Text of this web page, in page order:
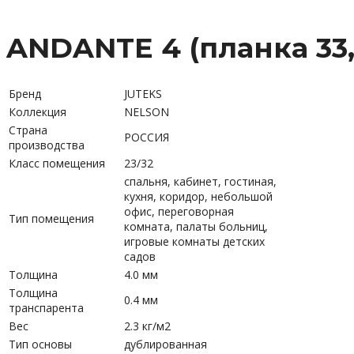
ANDANTE 4 (планка
Бренд
JUTEKS
Коллекция
NELSON
Страна
производства
РОССИЯ
Класс помещения
23/32
Тип помещения
спальня, кабинет, гостиная,
кухня, коридор, небольшой
офис, переговорная
комната, палаты больниц,
игровые комнаты детских
садов
Толщина
4.0 мм
Толщина
транспарента
0.4 мм
Вес
2.3 кг/м2
Тип основы
дублированная